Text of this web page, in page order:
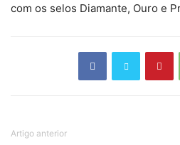
com os selos Diamante, Ouro e
Artigo anterior